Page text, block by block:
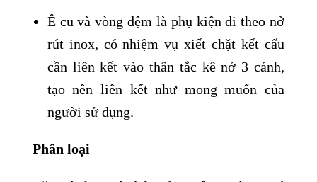
Ê cu và vòng đệm là phụ kiện đi theo nở
rút inox, có nhiệm vụ xiết chặt kết cấu
cần liên kết vào thân tắc kê nở 3 cánh,
tạo nên liên kết như mong muốn của
người sử dụng.
Phân loại